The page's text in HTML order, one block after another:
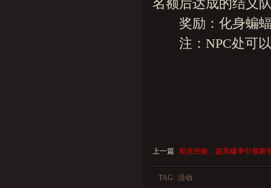
名额后达成的结义
奖励：化身蝙蝠
注：NPC处可以
上一篇 双倍经验、超高爆率引领新
TAG: 活动